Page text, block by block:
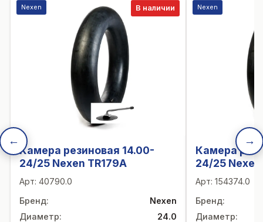
←
В наличии
Nexen
Камера резиновая 14.00-
24/25 Nexen TR179A
Арт: 40790.0
Бренд:
Nexen
Диаметр:
24.0
Nexen
Камера
24/25 Nexen
Арт: 154374.0
Бренд:
Диаметр:
→